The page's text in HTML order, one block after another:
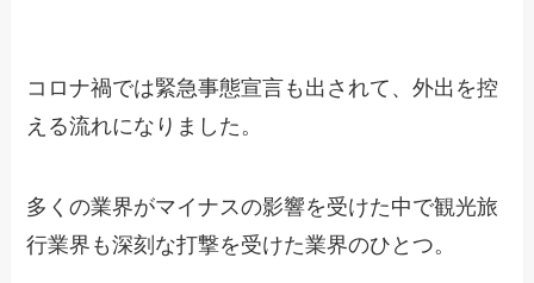
コロナ禍では緊急事態宣言も出されて、外出を控
える流れになりました。
多くの業界がマイナスの影響を受けた中で観光旅
行業界も深刻な打撃を受けた業界のひとつ。